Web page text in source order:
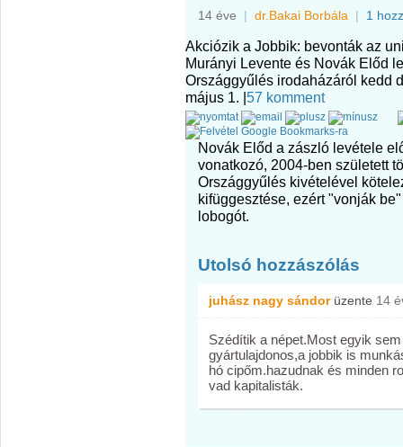
14 éve | dr.Bakai Borbála | 1
Akciózik a Jobbik: bevonták az
Murányi Levente és Novák Előd
Országgyűlés irodaházáról kedd
május 1. |57 komment
Novák Előd a zászló levétele
vonatkozó, 2004-ben született
Országgyűlés kivételével
kifüggesztése, ezért "vonják
lobogót.
Utolsó hozzászólás
juhász nagy sándorüzente 14
Szédítik a népet.Most egyik
gyártulajdonos,a jobbik is
hó cipőm.hazudnak és minden
vad kapitalisták.